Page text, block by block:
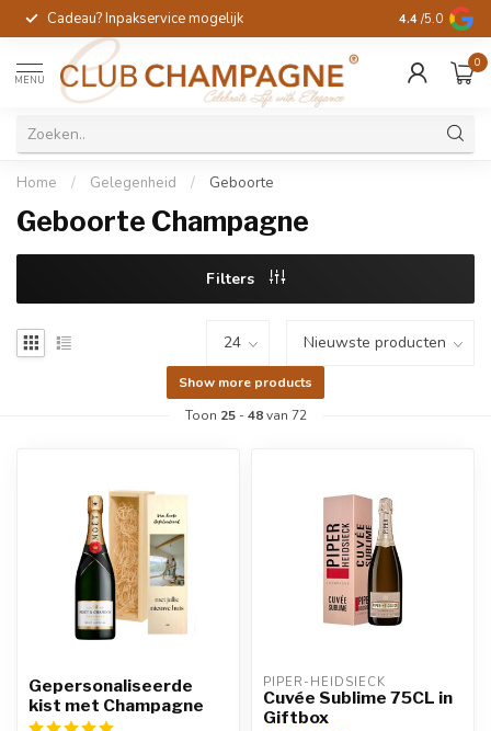
Cadeau? Inpakservice mogelijk Gratis
4.4 /5.0
MENU
0
Home / Gelegenheid / Geboorte
Geboorte Champagne
Filters
Show more products
Toon 25-48van 72
Gepersonaliseerde
kist met Champagne
PIPER-HEIDSIECK
Cuvée Sublime 75CL in
Giftbox